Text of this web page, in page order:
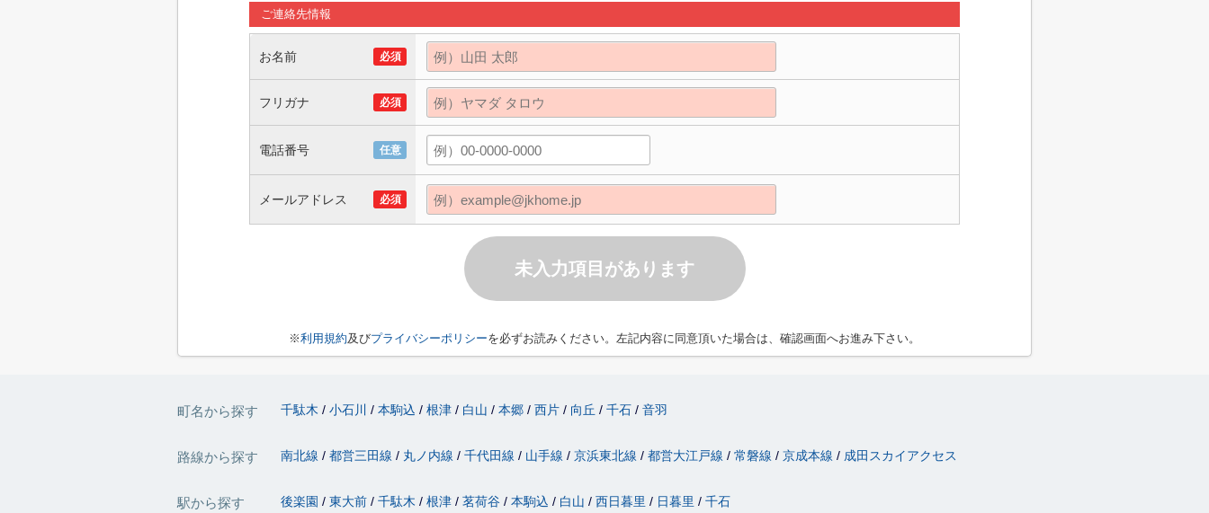
ご連絡先情報
お名前 必須
フリガナ 必須
電話番号 任意
メールアドレス 必須
未入力項目があります
※利用規約及びプライバシーポリシーを必ずお読みください。左記内容に同意頂いた場合は、確認画面へお進み下さい。
町名から探す 千駄木 小石川 本駒込 根津 白山 本郷 西片 向丘 千石 音羽
路線から探す 南北線 都営三田線 丸ノ内線 千代田線 山手線 京浜東北線 都営大江戸線 常磐線 京成本線 成田スカイアクセス
駅から探す 後楽園 東大前 千駄木 根津 茗荷谷 本駒込 白山 西日暮里 日暮里 千石